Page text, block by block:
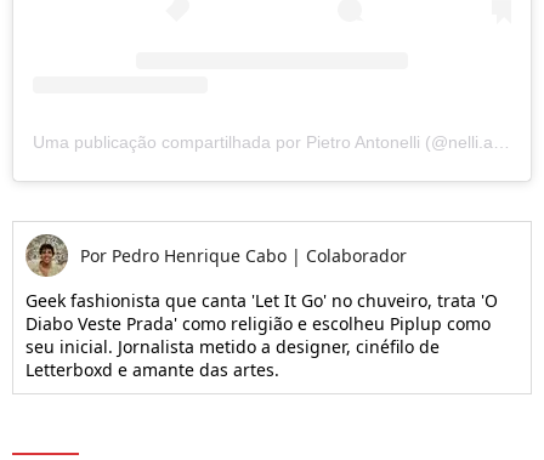
Por Pedro Henrique Cabo | Colaborador
Geek fashionista que canta 'Let It Go' no chuveiro, trata 'O
Diabo Veste Prada' como religião e escolheu Piplup como
seu inicial. Jornalista metido a designer, cinéfilo de
Letterboxd e amante das artes.